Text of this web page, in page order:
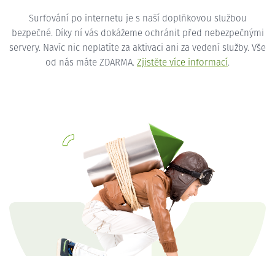
Surfování po internetu je s naší doplňkovou službou
bezpečné. Díky ní vás dokážeme ochránit před nebezpečnými
servery. Navíc nic neplatíte za aktivaci ani za vedení služby. Vše
od nás máte ZDARMA. Zjistěte více informací.